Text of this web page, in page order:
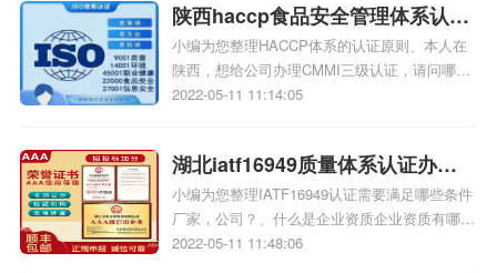
筑业企业资质申请相关iso体系认证知识，详情
可查看下方正文！
陕西haccp食品安全管理体系认证
资质办理公司，陕西haccp体系认
证的费用
小编为您整理HACCP体系的认证原则、本人在
陕西，想给公司办理CMMI三级认证，请问哪里
可以办理啊~、陕西增进公司怎么样、行家们西
企业换三级资质需要什么东西、我公司是陕西西
安企业，办理建筑施工企业资质等业务，需二级
一级建造师，助理工程师，工程师，高级工程师
相关iso体系认证知识，详情可查看下方正文！
2022-05-11 11:14:05
湖北iatf16949质量体系认证办理
公司？湖北办理iatf16949质量体
系认证条件有哪些？
小编为您整理IATF16949认证需要满足哪些条件
厂家，公司？、什么是企业资质企业资质有哪
些、企业资质包括哪些、化工企业资质有哪些、
2022-05-11 11:48:06